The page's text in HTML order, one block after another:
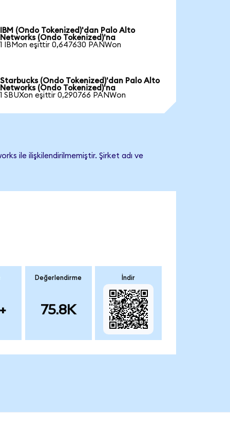
IBM (Ondo Tokenized)'dan Palo Alto
Networks (Ondo Tokenized)'na
1 IBMon eşittir 0,647630 PANWon
Starbucks (Ondo Tokenized)'dan Palo Alto
Networks (Ondo Tokenized)'na
1 SBUXon eşittir 0,290766 PANWon
ile ilişkilendirilmemiştir. Şirket adı ve
Değerlendirme
75.8K
İndir